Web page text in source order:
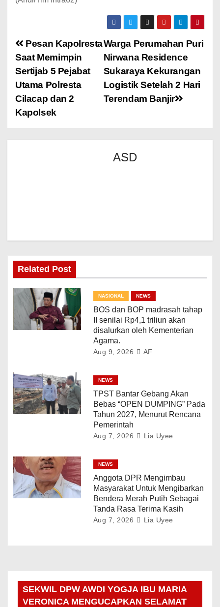
Warga Perumahan Puri
Nirwana Residence
Sukaraya Kekurangan
Logistik Setelah 2 Hari
Terendam Banjir
Pesan Kapolresta
Saat Memimpin
Sertijab 5 Pejabat
Utama Polresta
Cilacap dan 2
Kapolsek
ASD
Related Post
NASIONAL NEWS
BOS dan BOP madrasah tahap
II senilai Rp4,1 triliun akan
disalurkan oleh Kementerian
Agama.
Aug 9, 2026 AF
NEWS
TPST Bantar Gebang Akan
Bebas “OPEN DUMPING” Pada
Tahun 2027, Menurut Rencana
Pemerintah
Aug 7, 2026 Lia Uyee
NEWS
Anggota DPR Mengimbau
Masyarakat Untuk Mengibarkan
Bendera Merah Putih Sebagai
Tanda Rasa Terima Kasih
Aug 7, 2026 Lia Uyee
SEKWIL DPW AWDI YOGJA IBU MARIA
VERONICA MENGUCAPKAN SELAMAT